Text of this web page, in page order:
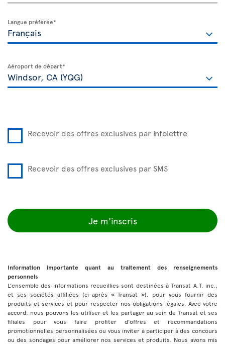
Langue préférée*
Aéroport de départ*
Recevoir des offres exclusives par infolettre
Recevoir des offres exclusives par SMS
Je m'inscris
Information importante quant au traitement des renseignements
personnels
L’ensemble des informations recueillies sont destinées à Transat A.T. inc.,
et ses sociétés affiliées (ci-après « Transat »), pour vous fournir des
produits et services et pour respecter nos obligations légales. Avec votre
accord, nous pouvons les utiliser et les partager au sein de Transat et ses
filiales pour vous faire profiter d’offres et recommandations
promotionnelles personnalisées ou vous inviter à participer à des concours
ou des sondages pour améliorer nos services et produits. Nous avons mis